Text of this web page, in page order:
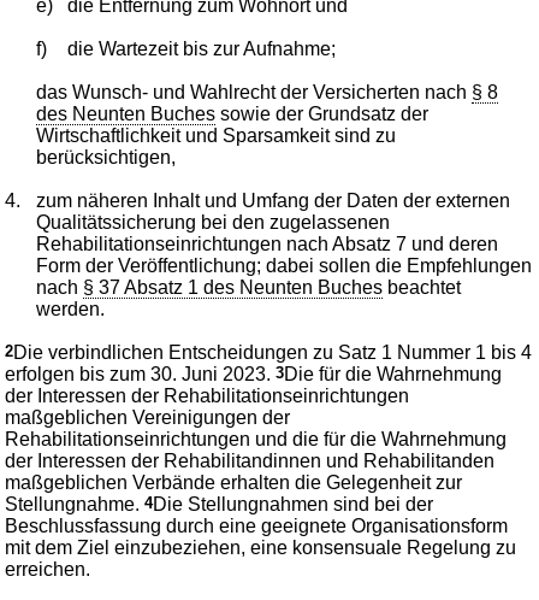
e) die Entfernung zum Wohnort und
f) die Wartezeit bis zur Aufnahme;
das Wunsch- und Wahlrecht der Versicherten nach § 8
des Neunten Buches sowie der Grundsatz der
Wirtschaftlichkeit und Sparsamkeit sind zu
berücksichtigen,
4.
zum näheren Inhalt und Umfang der Daten der externen
Qualitätssicherung bei den zugelassenen
Rehabilitationseinrichtungen nach Absatz 7 und deren
Form der Veröffentlichung; dabei sollen die Empfehlungen
nach § 37 Absatz 1 des Neunten Buches beachtet
werden.
2Die verbindlichen Entscheidungen zu Satz 1 Nummer 1 bis 4
erfolgen bis zum 30. Juni 2023.3Die für die Wahrnehmung
der Interessen der Rehabilitationseinrichtungen
maßgeblichen Vereinigungen der
Rehabilitationseinrichtungen und die für die Wahrnehmung
der Interessen der Rehabilitandinnen und Rehabilitanden
maßgeblichen Verbände erhalten die Gelegenheit zur
Stellungnahme.4Die Stellungnahmen sind bei der
Beschlussfassung durch eine geeignete Organisationsform
mit dem Ziel einzubeziehen, eine konsensuale Regelung zu
erreichen.